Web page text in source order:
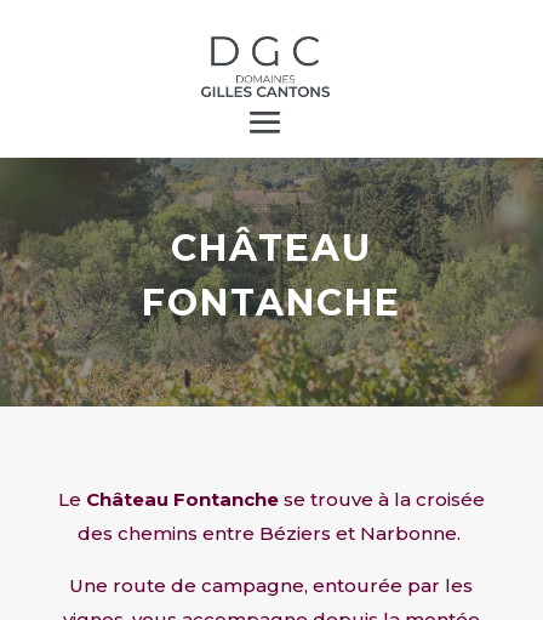
CHÂTEAU
FONTANCHE
Le Château Fontanchese trouve à la croisée
des chemins entre Béziers et Narbonne.
Une route de campagne, entourée par les